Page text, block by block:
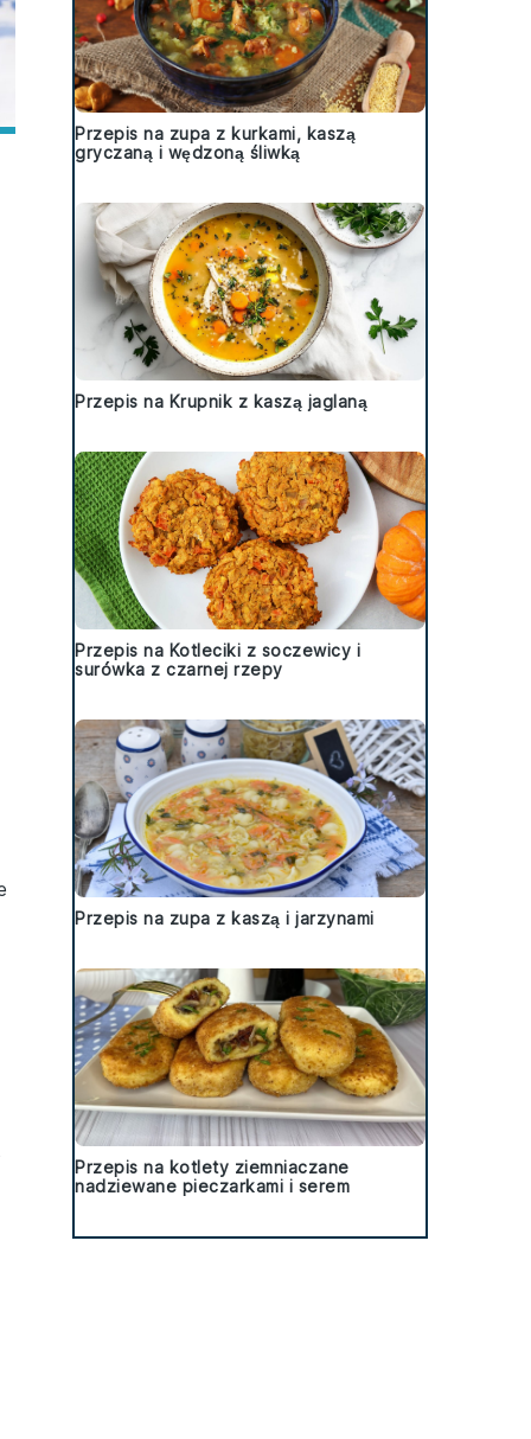
Przepis na zupa z kurkami, kaszą
gryczaną i wędzoną śliwką
Przepis na Krupnik z kaszą jaglaną
Przepis na Kotleciki z soczewicy i
surówka z czarnej rzepy
Przepis na zupa z kaszą i jarzynami
Przepis na kotlety ziemniaczane
nadziewane pieczarkami i serem